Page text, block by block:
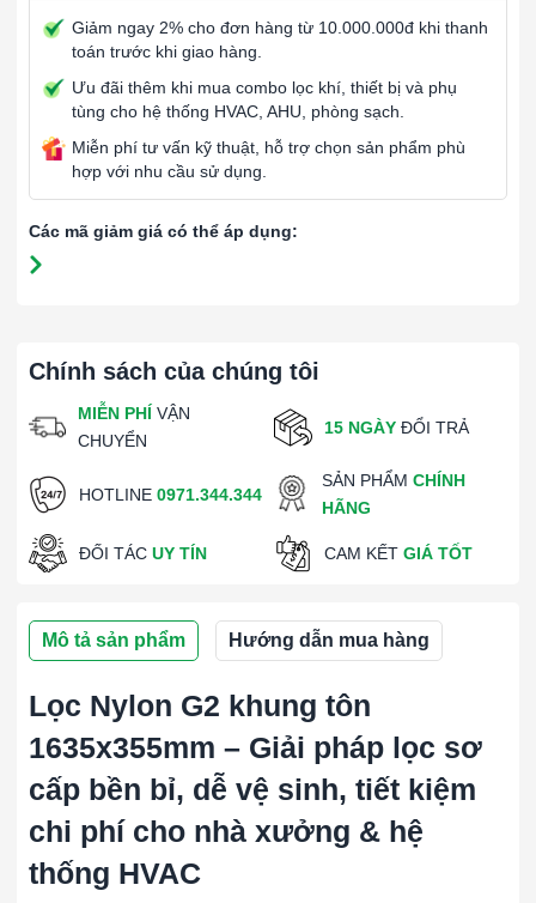
Chính sách của chúng tôi
MIỄN PHÍ VẬN
CHUYỂN
15 NGÀY ĐỔI TRẢ
HOTLINE 0971.344.344
SẢN PHẨMCHÍNH
HÃNG
ĐỐI TÁC UY TÍN CAM KẾT GIÁ TỐT
Mô tả sản phẩm Hướng dẫn mua hàng
Lọc Nylon G2 khung tôn
1635x355mm – Giải pháp lọc sơ
cấp bền bỉ, dễ vệ sinh, tiết kiệm
chi phí cho nhà xưởng & hệ
thống HVAC
Giảm ngay 2% cho đơn hàng từ 10.000.000đ khi thanh
toán trước khi giao hàng.
Ưu đãi thêm khi mua combo lọc khí, thiết bị và phụ
tùng cho hệ thống HVAC, AHU, phòng sạch.
Miễn phí tư vấn kỹ thuật, hỗ trợ chọn sản phẩm phù
hợp với nhu cầu sử dụng.
Các mã giảm giá có thể áp dụng: